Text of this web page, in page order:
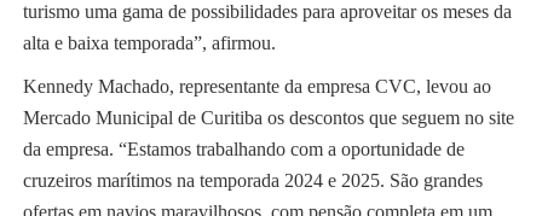
turismo uma gama de possibilidades para aproveitar os meses da
alta e baixa temporada”, afirmou.
Kennedy Machado, representante da empresa CVC, levou ao
Mercado Municipal de Curitiba os descontos que seguem no site
da empresa. “Estamos trabalhando com a oportunidade de
cruzeiros marítimos na temporada 2024 e 2025. São grandes
ofertas em navios maravilhosos, com pensão completa em um